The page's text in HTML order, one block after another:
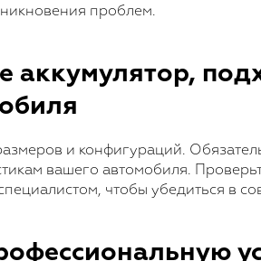
проблем.
аккумулятор,
и конфигураций.
вашего автомобиля.
чтобы убедиться в